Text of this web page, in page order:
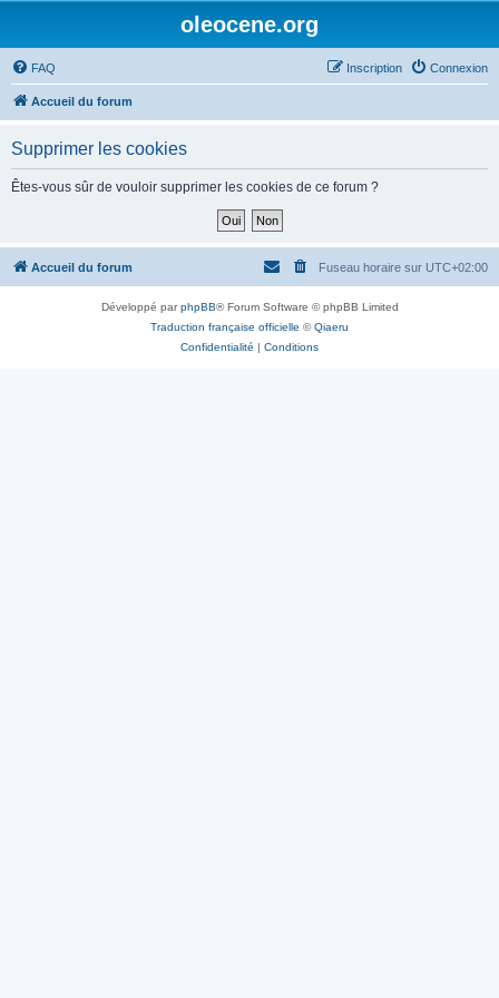
oleocene.org
FAQ Connexion
Inscription
Accueil du forum
Supprimer les cookies
Êtes-vous sûr de vouloir supprimer les cookies de ce forum ?
Accueil du forum Fuseau horaire sur UTC+02:00
Développé parphpBB® Forum Software © phpBB Limited
Traduction française officielle ©Qiaeru
Confidentialité | Conditions